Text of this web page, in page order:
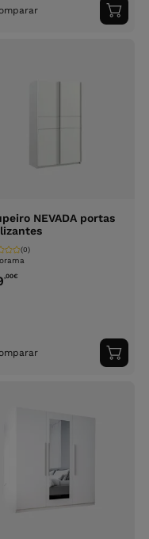
ao
NEVADA portas
(0)
,00€
ao